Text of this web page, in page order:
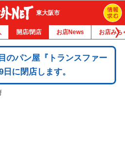
東大阪市
開店/閉店 お店News お店みち
のパン屋『トランスファー
に閉店します。